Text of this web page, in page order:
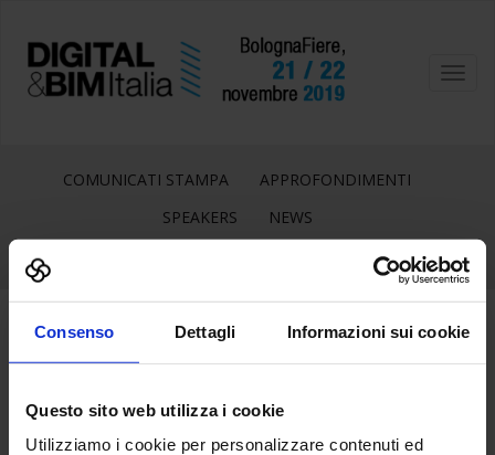
Consenso Dettagli Informazioni sui cookie
Questo sito web utilizza i cookie
Utilizziamo i cookie per personalizzare contenuti ed
COMUNICATI STAMPA
APPROFONDIMENTI
SPEAKERS
NEWS